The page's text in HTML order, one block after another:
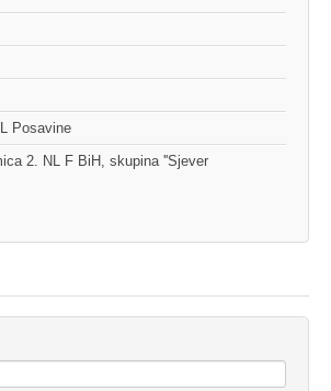
Posavine
2. NL F BiH, skupina ''Sjever